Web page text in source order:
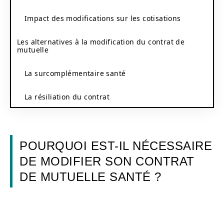
Impact des modifications sur les cotisations
Les alternatives à la modification du contrat de
mutuelle
La surcomplémentaire santé
La résiliation du contrat
POURQUOI EST-IL NÉCESSAIRE
DE MODIFIER SON CONTRAT
DE MUTUELLE SANTÉ ?